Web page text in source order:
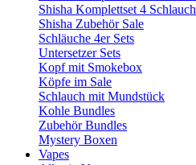
Shisha Komplettset 4 Schlauch
Shisha Zubehör Sale
Schläuche 4er Sets
Untersetzer Sets
Kopf mit Smokebox
Köpfe im Sale
Schlauch mit Mundstück
Kohle Bundles
Zubehör Bundles
Mystery Boxen
Vapes